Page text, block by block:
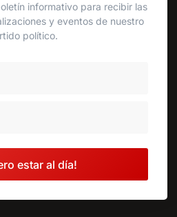
informativo para recibir las
y eventos de nuestro
político.
estar al día!